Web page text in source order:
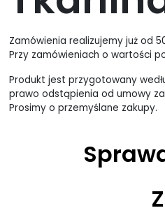
Zamówienia realizujemy już od
Przy zamówieniach o wartości
Produkt jest przygotowany
prawo odstąpienia od umowy
Prosimy o przemyślane zakupy.